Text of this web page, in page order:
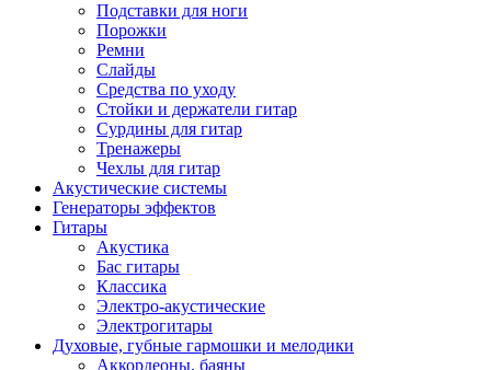
Подставки для ноги
Порожки
Ремни
Слайды
Средства по уходу
Стойки и держатели гитар
Сурдины для гитар
Тренажеры
Чехлы для гитар
Акустические системы
Генераторы эффектов
Гитары
Акустика
Бас гитары
Классика
Электро-акустические
Электрогитары
Духовые, губные гармошки и мелодики
Аккордеоны, баяны